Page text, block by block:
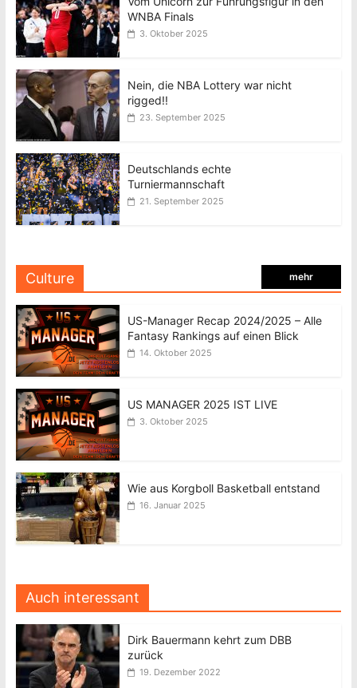
WNBA Finals
3. Oktober 2025
Nein, die NBA Lottery war nicht
rigged!!
23. September 2025
Deutschlands echte
Turniermannschaft
21. September 2025
Culture mehr
US-Manager Recap 2024/2025 – Alle
Fantasy Rankings auf einen Blick
14. Oktober 2025
US MANAGER 2025 IST LIVE
3. Oktober 2025
Wie aus Korgboll Basketball entstand
16. Januar 2025
Auch interessant
Dirk Bauermann kehrt zum DBB
zurück
19. Dezember 2022